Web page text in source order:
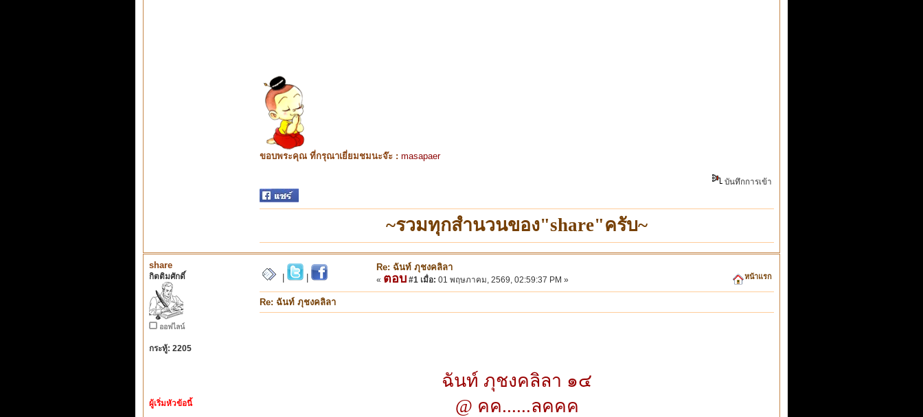
ขอบพระคุณ ที่กรุณาเยี่ยมชมนะจ๊ะ : masapaer
บันทึกการเข้า
~รวมทุกสำนวนของ"share"ครับ~
share
กิตติมศักดิ์
ออฟไลน์
กระทู้: 2205
ผู้เริ่มหัวข้อนี้
Re: ฉันท์ ภุชงคลิลา
« ตอบ #1 เมื่อ: 01 พฤษภาคม, 2569, 02:59:37 PM » หน้าแรก
Re: ฉันท์ ภุชงคลิลา
ฉันท์ ภุชงคลิลา ๑๔
@ คค......ลคคค